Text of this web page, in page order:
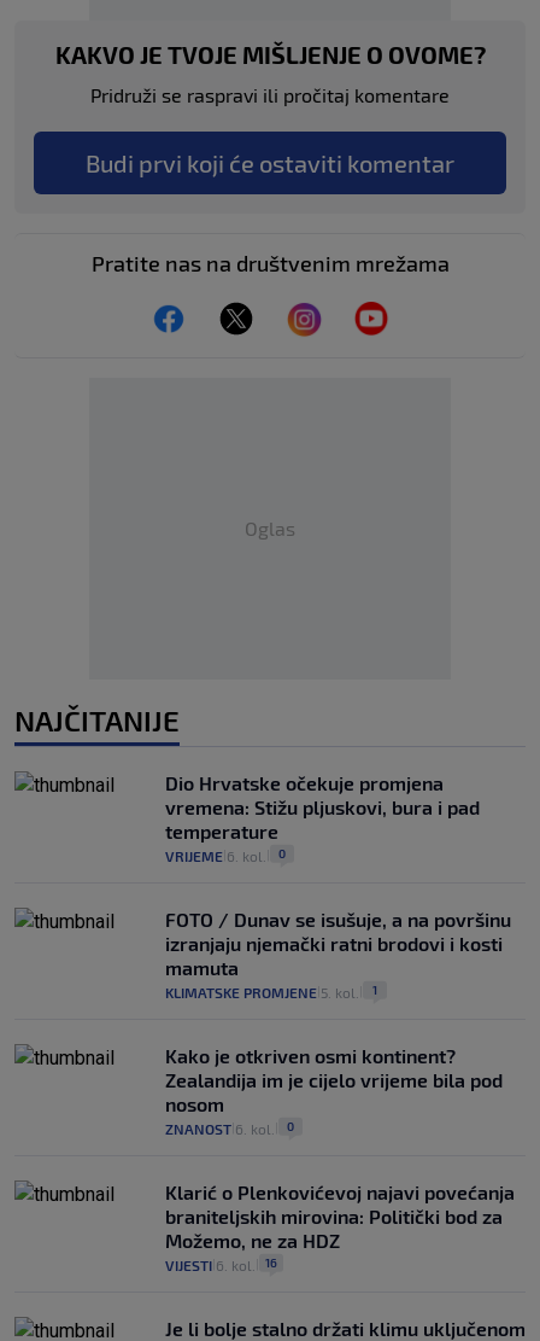
KAKVO JE TVOJE MIŠLJENJE O OVOME?
Pridruži se raspravi ili pročitaj komentare
Budi prvi koji će ostaviti komentar
Pratite nas na društvenim mrežama
Oglas
NAJČITANIJE
Dio Hrvatske očekuje promjena
vremena: Stižu pljuskovi, bura i pad
temperature
VRIJEME 6. kol. 0
FOTO / Dunav se isušuje, a na površinu
izranjaju njemački ratni brodovi i kosti
mamuta
KLIMATSKE PROMJENE 5. kol. 1
Kako je otkriven osmi kontinent?
Zealandija im je cijelo vrijeme bila pod
nosom
ZNANOST 6. kol. 0
Klarić o Plenkovićevoj najavi povećanja
braniteljskih mirovina: Politički bod za
Možemo, ne za HDZ
VIJESTI 6. kol. 16
Je li bolje stalno držati klimu uključenom